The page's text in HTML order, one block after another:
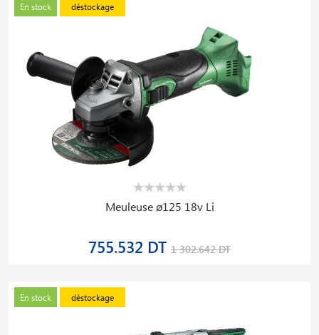
En stock déstockage
Meuleuse ø125 18v Li
755.532 DT 1 302.642 DT
En stock déstockage